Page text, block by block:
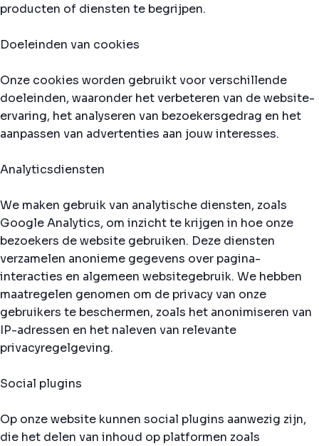
producten of diensten te begrijpen.
Doeleinden van cookies
Onze cookies worden gebruikt voor verschillende
doeleinden, waaronder het verbeteren van de website-
ervaring, het analyseren van bezoekersgedrag en het
aanpassen van advertenties aan jouw interesses.
Analyticsdiensten
We maken gebruik van analytische diensten, zoals
Google Analytics, om inzicht te krijgen in hoe onze
bezoekers de website gebruiken. Deze diensten
verzamelen anonieme gegevens over pagina-
interacties en algemeen websitegebruik. We hebben
maatregelen genomen om de privacy van onze
gebruikers te beschermen, zoals het anonimiseren van
IP-adressen en het naleven van relevante
privacyregelgeving.
Social plugins
Op onze website kunnen social plugins aanwezig zijn,
die het delen van inhoud op platformen zoals